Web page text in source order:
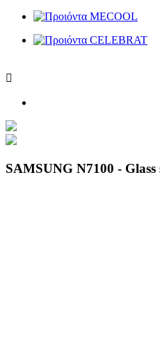

SAMSUNG N7100 -